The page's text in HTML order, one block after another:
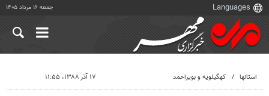
جمعه ۱۶ مرداد ۱۴۰۵
استانها کهگیلویه و بویراحمد ۱۷ آذر ۱۳۸۸، ۱۱:۵۵